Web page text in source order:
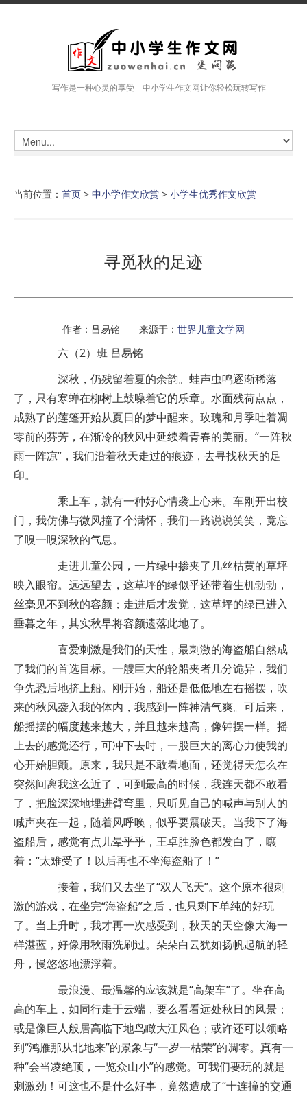
写作是一种心灵的享受 中小学生作文网让你轻松玩转写作
当前位置： 首页 > 中小学作文欣赏 > 小学生优秀作文欣赏
寻觅秋的足迹
作者：吕易铭 来源于： 世界儿童文学网
六（2）班 吕易铭
深秋，仍残留着夏的余韵。蛙声虫鸣逐渐稀落
了，只有寒蝉在柳树上鼓噪着它的乐章。水面残荷点点，
成熟了的莲篷开始从夏日的梦中醒来。玫瑰和月季吐着凋
零前的芬芳，在渐冷的秋风中延续着青春的美丽。“一阵秋
雨一阵凉”，我们沿着秋天走过的痕迹，去寻找秋天的足
印。
乘上车，就有一种好心情袭上心来。车刚开出校
门，我仿佛与微风撞了个满怀，我们一路说说笑笑，竟忘
了嗅一嗅深秋的气息。
走进儿童公园，一片绿中掺夹了几丝枯黄的草坪
映入眼帘。远远望去，这草坪的绿似乎还带着生机勃勃，
丝毫见不到秋的容颜；走进后才发觉，这草坪的绿已进入
垂暮之年，其实秋早将容颜遗落此地了。
喜爱刺激是我们的天性，最刺激的海盗船自然成
了我们的首选目标。一艘巨大的轮船夹者几分诡异，我们
争先恐后地挤上船。刚开始，船还是低低地左右摇摆，吹
来的秋风袭入我的体内，我感到一阵神清气爽。可后来，
船摇摆的幅度越来越大，并且越来越高，像钟摆一样。摇
上去的感觉还行，可冲下去时，一股巨大的离心力使我的
心开始胆颤。原来，我只是不敢看地面，还觉得天怎么在
突然间离我这么近了，可到最高的时候，我连天都不敢看
了，把脸深深地埋进臂弯里，只听见自己的喊声与别人的
喊声夹在一起，随着风呼唤，似乎要震破天。当我下了海
盗船后，感觉有点儿晕乎乎，王卓胜脸色都发白了，嚷
着：“太难受了！以后再也不坐海盗船了！”
接着，我们又去坐了“双人飞天”。这个原本很刺
激的游戏，在坐完“海盗船”之后，也只剩下单纯的好玩
了。当上升时，我才再一次感受到，秋天的天空像大海一
样湛蓝，好像用秋雨洗刷过。朵朵白云犹如扬帆起航的轻
舟，慢悠悠地漂浮着。
最浪漫、最温馨的应该就是“高架车”了。坐在高
高的车上，如同行走于云端，要么看看远处秋日的风景；
或是像巨人般居高临下地鸟瞰大江风色；或许还可以领略
到“鸿雁那从北地来”的景象与“一岁一枯荣”的凋零。真有一
种“会当凌绝顶，一览众山小”的感觉。可我们要玩的就是
刺激劲！可这也不是什么好事，竟然造成了“十连撞的交通